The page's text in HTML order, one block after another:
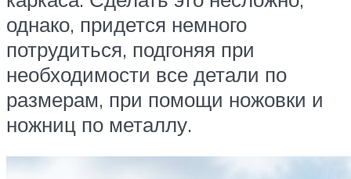
однако, придется немного
потрудиться, подгоняя при
необходимости все детали по
размерам, при помощи ножовки и
ножниц по металлу.